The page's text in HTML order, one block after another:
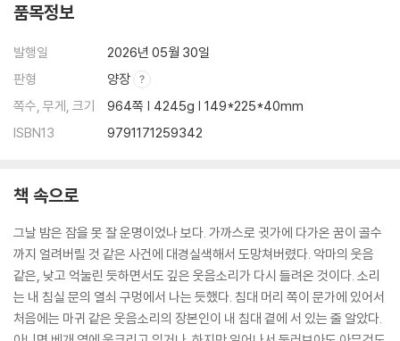
품목정보
발행일
2026년 05월 30일
판형
양장
쪽수, 무게, 크기
964쪽 | 4245g | 149*225*40mm
ISBN13
9791171259342
책 속으로
그날 밤은 잠을 못 잘 운명이었나 보다. 가까스로 귓가에 다가온 꿈이 골수
까지 얼려버릴 것 같은 사건에 대경실색해서 도망쳐버렸다. 악마의 웃음
같은, 낮고 억눌린 듯하면서도 깊은 웃음소리가 다시 들려온 것이다. 소리
는 내 침실 문의 열쇠 구멍에서 나는 듯했다. 침대 머리 쪽이 문가에 있어서
처음에는 마귀 같은 웃음소리의 장본인이 내 침대 곁에 서 있는 줄 알았다.